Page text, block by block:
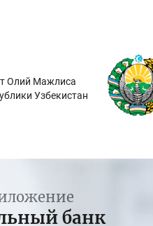
Олий Мажлиса
Узбекистан
банк